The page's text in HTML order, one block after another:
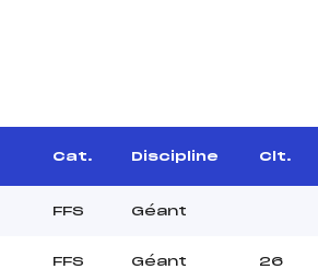
Cat. Discipline Clt.
FFS Géant
FFS Géant 26